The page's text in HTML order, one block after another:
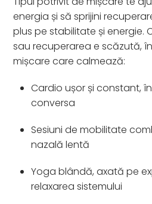
energia și să sprijini
plus pe stabilitate și energie.
sau recuperarea e scăzută,
mișcare care calmează:
Cardio ușor și constant,
conversa
Sesiuni de mobilitate
nazală lentă
Yoga blândă, axată pe
relaxarea sistemului